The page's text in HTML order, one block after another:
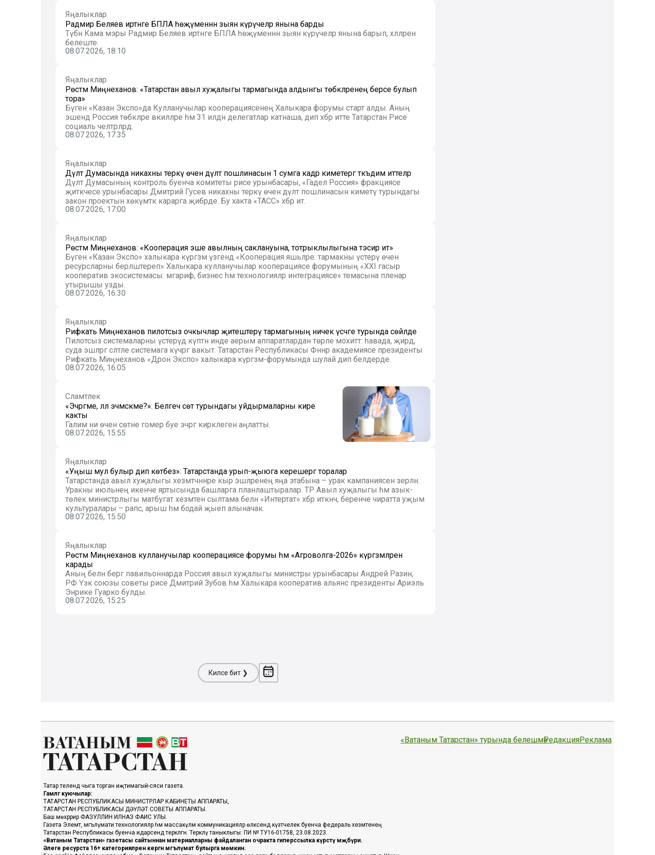
Яңалыклар
Радмир Беляев иртәнге БПЛА һөҗүменнән зыян күрүчеләр янына барды
Түбән Кама мэры Радмир Беляев иртәнге БПЛА һөҗүменнән зыян күрүчеләр янына барып, хәлләрен
белеште.
08.07.2026, 18:10
Яңалыклар
Рөстәм Миңнеханов: «Татарстан авыл хуҗалыгы тармагында алдынгы төбәкләренең берсе булып
тора»
Бүген «Казан Экспо»да Кулланучылар кооперациясенең Халыкара форумы старт алды. Аның
эшендә Россия төбәкләре вәкилләре һәм 31 илдән делегатлар катнаша, дип хәбәр итте Татарстан Рәисе
социаль челтәрләрдә.
08.07.2026, 17:35
Яңалыклар
Дәүләт Думасында никахны теркәү өчен дәүләт пошлинасын 1 сумга кадәр киметергә тәкъдим иттеләр
Дәүләт Думасының контроль буенча комитеты рәисе урынбасары, «Гадел Россия» фракциясе
җитәкчесе урынбасары Дмитрий Гусев никахны теркәү өчен дәүләт пошлинасын киметү турындагы
закон проектын хөкүмәткә карарга җибәрде. Бу хакта «ТАСС» хәбәр итә.
08.07.2026, 17:00
Яңалыклар
Рөстәм Миңнеханов: «Кооперация эше авылның саклануына, тотрыклылыгына тәэсир итә»
Бүген «Казан Экспо» халыкара күргәзмә үзәгендә «Кооперация яшьләре: тармакны үстерү өчен
ресурсларны берләштереп» Халыкара кулланучылар кооперациясе форумының «XXI гасыр
кооператив экосистемасы: мәгариф, бизнес һәм технологияләр интеграциясе» темасына пленар
утырышы узды.
08.07.2026, 16:30
Яңалыклар
Рифкать Миңнеханов пилотсыз очкычлар җитештерү тармагының ничек үсәчәге турында сөйләде
Пилотсыз системаларны үстерүдә күптән инде аерым аппаратлардан төрле мохиттә: һавада, җирдә,
суда эшләргә сәләтле системага күчәргә вакыт. Татарстан Республикасы Фәннәр академиясе президенты
Рифкать Миңнеханов «Дрон Экспо» халыкара күргәзмә-форумында шулай дип белдерде.
08.07.2026, 16:05
Сәламәтлек
«Эчәргәме, әллә эчмәскәме?»: Белгеч сөт турындагы уйдырмаларны кире
какты
Галим ни өчен сөтне гомер буе эчәргә кирәклеген аңлатты.
08.07.2026, 15:55
Яңалыклар
«Уңыш мул булыр дип көтәбез»: Татарстанда урып-җыюга керешергә торалар
Татарстанда авыл хуҗалыгы хезмәтчәннәре кыр эшләренең яңа этабына – урак кампаниясенә әзерләнә.
Уракны июльнең икенче яртысында башларга планлаштыралар. ТР Авыл хуҗалыгы һәм азык-
төлек министрлыгы матбугат хезмәтенә сылтама белән «Интертат» хәбәр иткәнчә, беренче чиратта уҗым
культуралары – рапс, арыш һәм бодай җыеп алыначак.
08.07.2026, 15:50
Яңалыклар
Рөстәм Миңнеханов кулланучылар кооперациясе форумы һәм «Агроволга-2026» күргәзмәләрен
карады
Аның белән бергә павильоннарда Россия авыл хуҗалыгы министры урынбасары Андрей Разин,
РФ Үзәк союзы советы рәисе Дмитрий Зубов һәм Халыкара кооператив альянс президенты Ариэль
Энрике Гуарко булды.
08.07.2026, 15:25
Киләсе бит ❯
Татар телендә чыга торган иҗтимагый-сәяси газета.
Гамәлгә куючылар:
ТАТАРСТАН РЕСПУБЛИКАСЫ МИНИСТРЛАР КАБИНЕТЫ АППАРАТЫ,
ТАТАРСТАН РЕСПУБЛИКАСЫ ДӘҮЛӘТ СОВЕТЫ АППАРАТЫ.
Баш мөхәррир ФАЗУЛЛИН ИЛНАЗ ФАИС УЛЫ.
Газета Элемтә, мәгълүмати технологияләр һәм массакүләм коммуникацияләр өлкәсендә күзәтчелек буенча федераль хезмәтенең
Татарстан Республикасы буенча идарәсендә теркәлгән. Теркәлү таныклыгы: ПИ № ТУ16-01758, 23.08.2023.
«Ватаным Татарстан» газетасы сайтыннан материалларны файдаланган очракта гиперссылка күрсәтү мәҗбүри.
Әлеге ресурста 16+ категорияләренә кергән мәгълүмат булырга мөмкин.
«Ватаным Татарстан» турында белешмәРедакцияРеклама